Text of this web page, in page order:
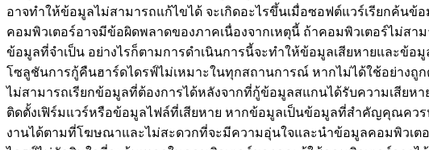
อาจทำให้ข้อมูลไม่สามารถแก้ไขได้ จะเกิดอะไรขึ้นเมื่อซอฟต์แวร์เรียกค้น
คอมพิวเตอร์อาจมีข้อผิดพลาดของภาคเนื่องจากเหตุนี้ ถ้าคอมพิวเตอร์ไม่ส
ข้อมูลที่จำเป็น อย่างไรก็ตามการดำเนินการนี้จะทำให้ข้อมูลเสียหายและข้
โซลูชันการกู้คืนฮาร์ดไดรฟ์ไม่เหมาะในทุกสถานการณ์ หากไม่ได้ใช้อย่าง
ไม่สามารถเรียกข้อมูลที่ต้องการได้หลังจากที่กู้ข้อมูลสแกนได้รับความเสีย
ติดตั้งเฟิร์มแวร์หรือข้อมูลไฟล์ที่เสียหาย หากข้อมูลเป็นข้อมูลที่สำคัญคุณคว
งานได้ตามที่โฆษณาและไม่สะดวกที่จะมีความอุ่นใจและนำข้อมูลคอมพิวเ